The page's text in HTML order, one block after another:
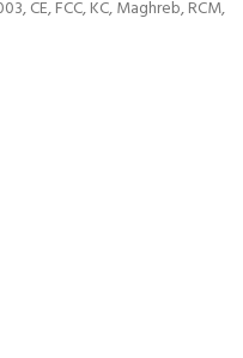
CE, FCC, KC, Maghreb, RCM,